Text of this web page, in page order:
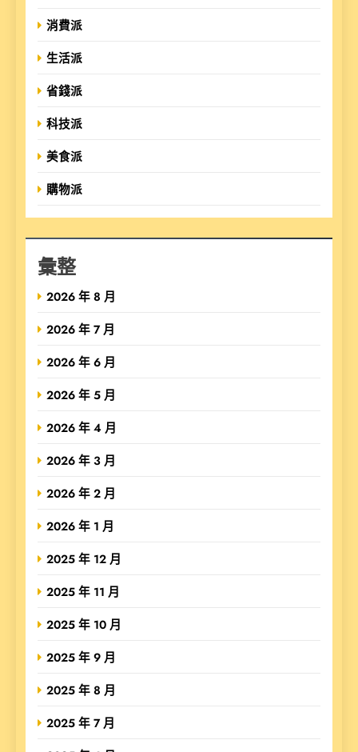
消費派
生活派
省錢派
科技派
美食派
購物派
彙整
2026 年 8 月
2026 年 7 月
2026 年 6 月
2026 年 5 月
2026 年 4 月
2026 年 3 月
2026 年 2 月
2026 年 1 月
2025 年 12 月
2025 年 11 月
2025 年 10 月
2025 年 9 月
2025 年 8 月
2025 年 7 月